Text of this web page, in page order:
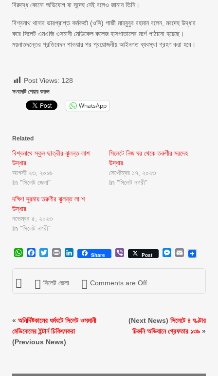
বিরুদ্ধে কোনো অভিযোগ বা সন্দেহ নেই বলেও জানান তিনি।
বিশ্বনাথ থানার ভারপ্রাপ্ত কর্মকর্তা (ওসি) গাজী মাহবুবুর রহমান বলেন, মরদেহ উদ্ধার
করে সিলেট এমএজি ওসমানী মেডিকেল কলেজ হাসপাতালের মর্গে পাঠানো হয়েছে।
ময়নাতদন্তের প্রতিবেদন পাওয়ার পর প্রয়োজনীয় আইনগত ব্যবস্থা গ্রহণ করা হবে।
Post Views: 128
সংবাদটি শেয়ার করুন
WhatsApp
Related
বিশ্বনাথে স্কুল ছাত্রীর ঝুলন্ত লাশ
উদ্ধার
আগস্ট ২৩, ২০১৬
In "সিলেট জেলা"
সিলেটে নিজ ঘর থেকে তরুণীর মরদেহ
উদ্ধার
সেপ্টেম্বর ১৭, ২০২৩
In "সিলেট নগরী"
দক্ষিণ সুরমায় তরুণীর ঝুলন্ত লা শ
উদ্ধার
নভেম্বর ৫, ২০২৩
In "সিলেট নগরী"
WhatsApp
Facebook
Twitter
Print LinkedIn
Share ViberPost Messenger
Email
সিলেট জেলা Comments are Off
« অনির্দিষ্টকালের ধর্মঘটে সিলেট ওসমানী
মেডিকেলের ইন্টার্ন চিকিৎসকরা
(Previous News)
(Next News) সিলেটে ৪ ঘণ্টার
চিরুনি অভিযানে গ্রেফতার ১৩৯ »